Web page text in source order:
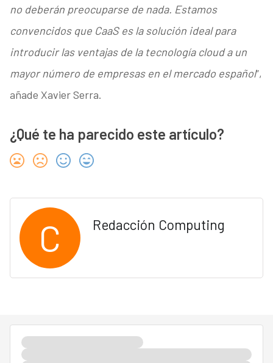
no deberán preocuparse de nada. Estamos
convencidos que CaaS es la solución ideal para
introducir las ventajas de la tecnología cloud a un
mayor número de empresas en el mercado español”,
añade Xavier Serra.
¿Qué te ha parecido este artículo?
C Redacción Computing